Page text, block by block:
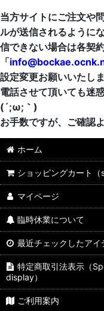
当方サイトにご注文や
ルが送信されるように
信できない場合は各契
「
設定変更お願いいたしま
電話させて頂いても迷
(´;ω;｀)
お手数ですが、ご確認
ホーム
ショッピングカート（
マイページ
臨時休業について
最近チェックしたアイ
特定商取引法表示（
display）
ご利用案内